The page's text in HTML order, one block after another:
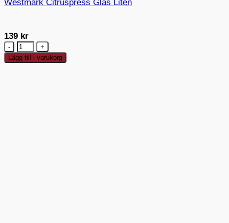
Westmark Citruspress Glas Liten
139 kr
Westmark
Citruspress
Lägg till i varukorg